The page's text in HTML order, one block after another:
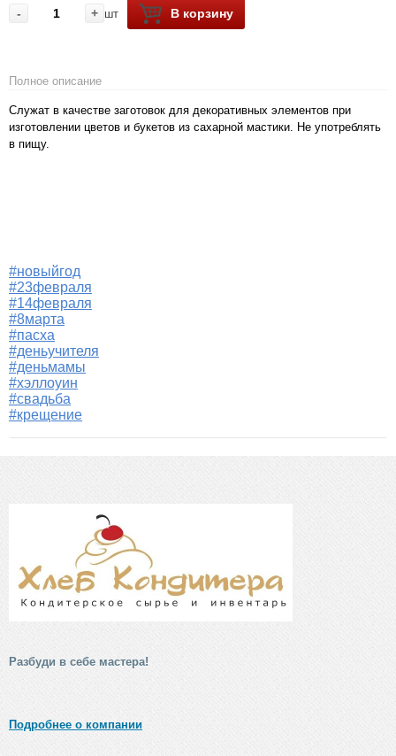
- + шт В корзину
Полное описание
Служат в качестве заготовок для декоративных элементов при
изготовлении цветов и букетов из сахарной мастики. Не употреблять
в пищу.
#новыйгод
#23февраля
#14февраля
#8марта
#пасха
#деньучителя
#деньмамы
#хэллоуин
#свадьба
#крещение
Разбуди в себе мастера!
Подробнее о компании